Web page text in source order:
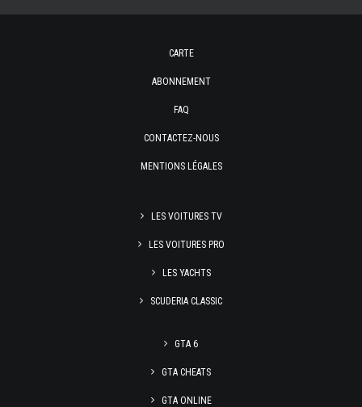
CARTE
ABONNEMENT
FAQ
CONTACTEZ-NOUS
MENTIONS LÉGALES
LES VOITURES TV
LES VOITURES PRO
LES YACHTS
SCUDERIA CLASSIC
GTA 6
GTA CHEATS
GTA ONLINE